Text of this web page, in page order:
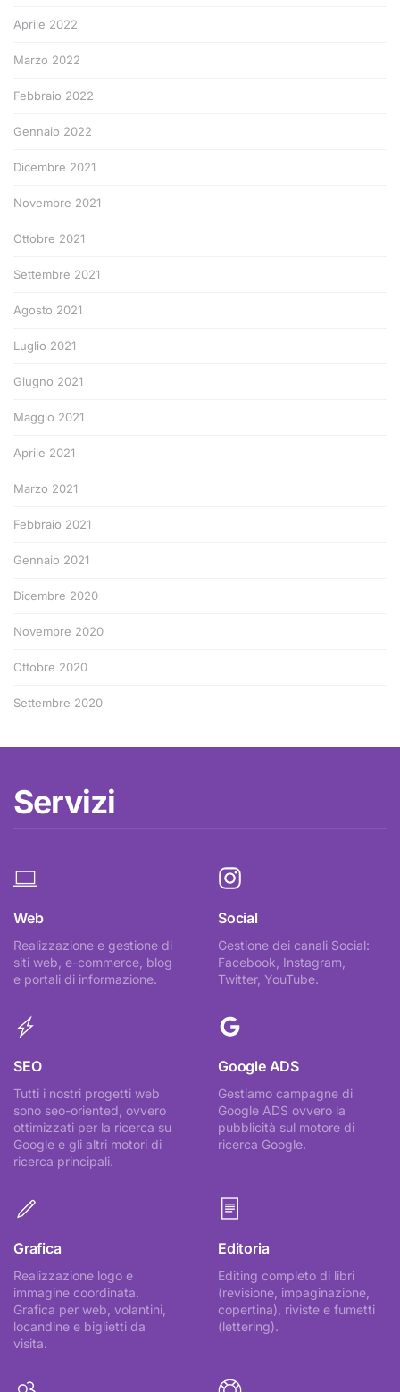
Aprile 2022
Marzo 2022
Febbraio 2022
Gennaio 2022
Dicembre 2021
Novembre 2021
Ottobre 2021
Settembre 2021
Agosto 2021
Luglio 2021
Giugno 2021
Maggio 2021
Aprile 2021
Marzo 2021
Febbraio 2021
Gennaio 2021
Dicembre 2020
Novembre 2020
Ottobre 2020
Settembre 2020
Servizi
Web
Realizzazione e gestione di
siti web, e-commerce, blog
e portali di informazione.
Social
Gestione dei canali Social:
Facebook, Instagram,
Twitter, YouTube.
SEO
Tutti i nostri progetti web
sono seo-oriented, ovvero
ottimizzati per la ricerca su
Google e gli altri motori di
ricerca principali.
Google ADS
Gestiamo campagne di
Google ADS ovvero la
pubblicità sul motore di
ricerca Google.
Grafica
Realizzazione logo e
immagine coordinata.
Grafica per web, volantini,
locandine e biglietti da
visita.
Editoria
Editing completo di libri
(revisione, impaginazione,
copertina), riviste e fumetti
(lettering).